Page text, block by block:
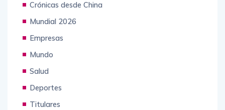
Crónicas desde China
Mundial 2026
Empresas
Mundo
Salud
Deportes
Titulares